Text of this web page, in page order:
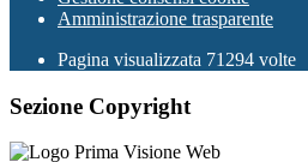
Amministrazione trasparente
Pagina visualizzata 71294 volte
Sezione Copyright